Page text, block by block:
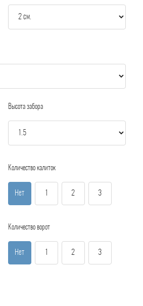
Высота забора
Количество калиток
Нет 2 3
Количество ворот
Нет 2 3